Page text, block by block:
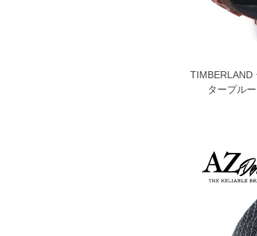
TIMBERLAND
タープル